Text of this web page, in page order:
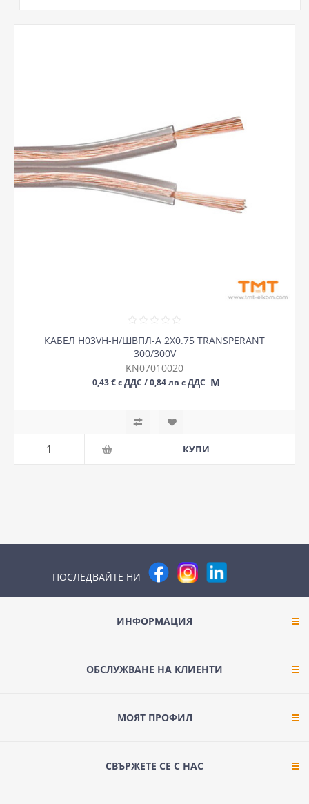
КАБЕЛ H03VH-H/ШВПЛ-А 2Х0.75 TRANSPERANT
300/300V
KN07010020
0,43 € с ДДС / 0,84 лв с ДДС М
ПОСЛЕДВАЙТЕ НИ
ИНФОРМАЦИЯ
ОБСЛУЖВАНЕ НА КЛИЕНТИ
МОЯТ ПРОФИЛ
СВЪРЖЕТЕ СЕ С НАС